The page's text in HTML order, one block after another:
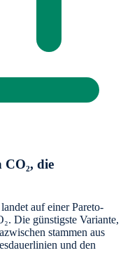
CO₂, die
auf einer Pareto-
Die günstigste Variante,
stammen aus
und den